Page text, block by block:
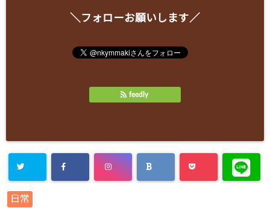
＼フォローお願いします／
feedly
日常